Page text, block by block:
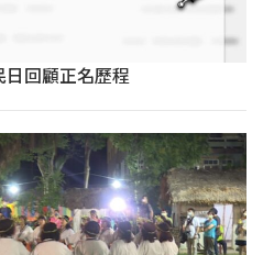
回顧正名歷程